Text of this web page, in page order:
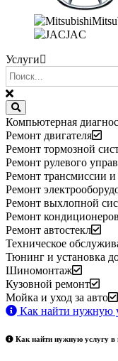
JAC
Услуги
Компьютерная
Ремонт двигателя
Ремонт тормозной
Ремонт рулевого
Ремонт трансмиссии и
Ремонт
Ремонт выхлопной
Ремонт
Ремонт автостекл
Техническое
Тюнинг и установка
Шиномонтаж
Кузовной ремонт
Мойка и уход за авто
Как найти нужную
Как найти нужную услугу в